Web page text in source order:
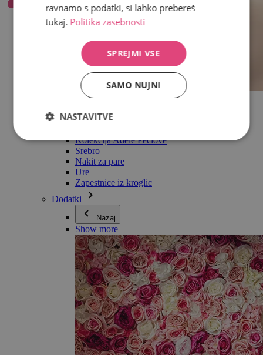
Vse v kategoriji Nakit
Zapestnice
Kolekcija Adéle Pečlové
Srebro
Nakit za pare
Ure
Zapestnice iz kroglic
Dodatki
Nazaj
Show more
ravnamo s podatki, si lahko prebereš
tukaj. Politika zasebnosti
SPREJMI VSE
SAMO NUJNI
NASTAVITVE